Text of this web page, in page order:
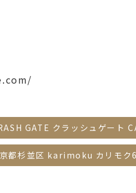
GATE クラッシュゲート
都杉並区 karimoku カリモク